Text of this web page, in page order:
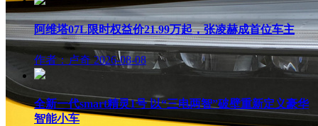
阿维塔07L限时权益价21.99万起，张凌赫成首位车主
作者：卢奇 2026-08-08
全新一代smart精灵1号 以“三电两智”破壁重新定义豪华
智能小车